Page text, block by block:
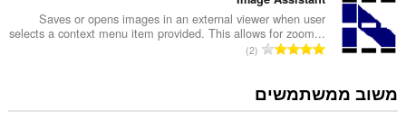
ו
ג
י
ם
ר
ד
י
ו
ג
Saves or opens images in an external viewer when user
selects a context menu item provided. This allows for zoom...
מ
ר
2
משוב ממשתמשים